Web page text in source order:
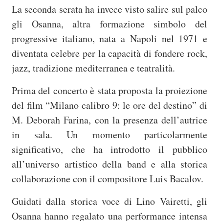
La seconda serata ha invece visto salire sul palco
gli Osanna, altra formazione simbolo del
progressive italiano, nata a Napoli nel 1971 e
diventata celebre per la capacità di fondere rock,
jazz, tradizione mediterranea e teatralità.
Prima del concerto è stata proposta la proiezione
del film “Milano calibro 9: le ore del destino” di
M. Deborah Farina, con la presenza dell’autrice
in sala. Un momento particolarmente
significativo, che ha introdotto il pubblico
all’universo artistico della band e alla storica
collaborazione con il compositoreLuis Bacalov.
Guidati dalla storica voce diLino Vairetti, gli
Osanna hanno regalato una performance intensa